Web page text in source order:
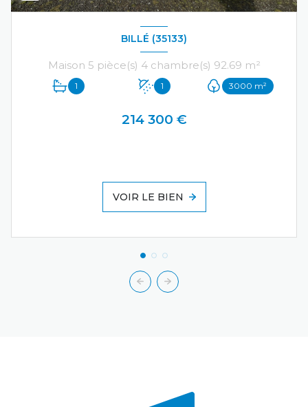
BILLÉ (35133)
Maison 5 pièce(s) 4 chambre(s) 92.69 m²
1 1 3000 m²
214 300 €
VOIR LE BIEN